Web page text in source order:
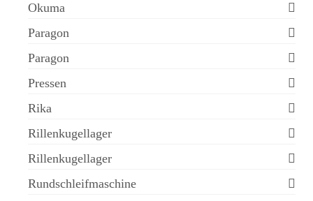
Okuma
Paragon
Paragon
Pressen
Rika
Rillenkugellager
Rillenkugellager
Rundschleifmaschine